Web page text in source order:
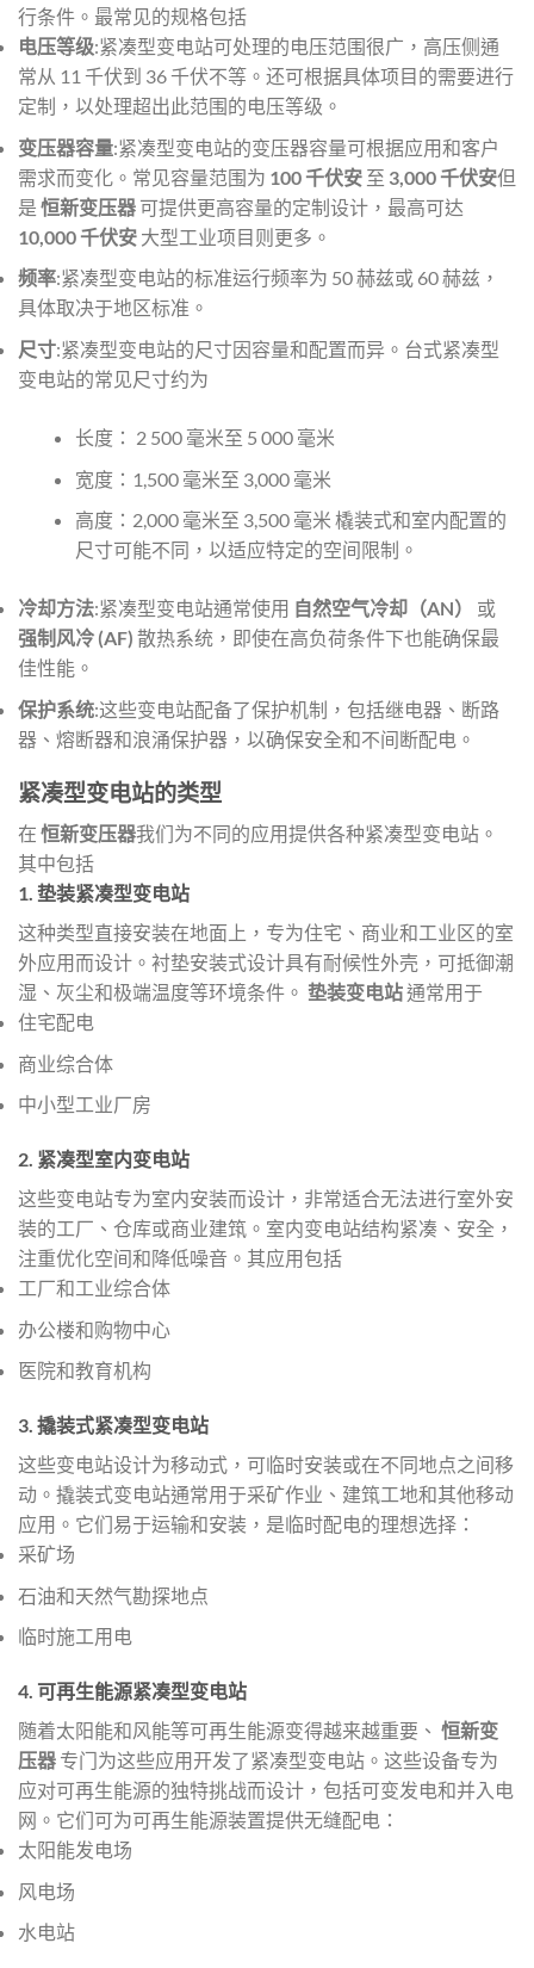
行条件。最常见的规格包括
电压等级:紧凑型变电站可处理的电压范围很广，高压侧通
常从 11 千伏到 36 千伏不等。还可根据具体项目的需要进行
定制，以处理超出此范围的电压等级。
变压器容量:紧凑型变电站的变压器容量可根据应用和客户
需求而变化。常见容量范围为 100 千伏安 至 3,000 千伏安但
是 恒新变压器 可提供更高容量的定制设计，最高可达
10,000 千伏安 大型工业项目则更多。
频率:紧凑型变电站的标准运行频率为 50 赫兹或 60 赫兹，
具体取决于地区标准。
尺寸:紧凑型变电站的尺寸因容量和配置而异。台式紧凑型
变电站的常见尺寸约为
长度： 2 500 毫米至 5 000 毫米
宽度：1,500 毫米至 3,000 毫米
高度：2,000 毫米至 3,500 毫米 橇装式和室内配置的
尺寸可能不同，以适应特定的空间限制。
冷却方法:紧凑型变电站通常使用 自然空气冷却（AN）
或
强制风冷 (AF) 散热系统，即使在高负荷条件下也能确保最
佳性能。
保护系统:这些变电站配备了保护机制，包括继电器、断路
器、熔断器和浪涌保护器，以确保安全和不间断配电。
紧凑型变电站的类型
在 恒新变压器我们为不同的应用提供各种紧凑型变电站。
其中包括
1. 垫装紧凑型变电站
这种类型直接安装在地面上，专为住宅、商业和工业区的室
外应用而设计。衬垫安装式设计具有耐候性外壳，可抵御潮
湿、灰尘和极端温度等环境条件。 垫装变电站通常用于
住宅配电
商业综合体
中小型工业厂房
2. 紧凑型室内变电站
这些变电站专为室内安装而设计，非常适合无法进行室外安
装的工厂、仓库或商业建筑。室内变电站结构紧凑、安全，
注重优化空间和降低噪音。其应用包括
工厂和工业综合体
办公楼和购物中心
医院和教育机构
3. 撬装式紧凑型变电站
这些变电站设计为移动式，可临时安装或在不同地点之间移
动。撬装式变电站通常用于采矿作业、建筑工地和其他移动
应用。它们易于运输和安装，是临时配电的理想选择：
采矿场
石油和天然气勘探地点
临时施工用电
4. 可再生能源紧凑型变电站
随着太阳能和风能等可再生能源变得越来越重要、 恒新变
压器 专门为这些应用开发了紧凑型变电站。这些设备专为
应对可再生能源的独特挑战而设计，包括可变发电和并入电
网。它们可为可再生能源装置提供无缝配电：
太阳能发电场
风电场
水电站